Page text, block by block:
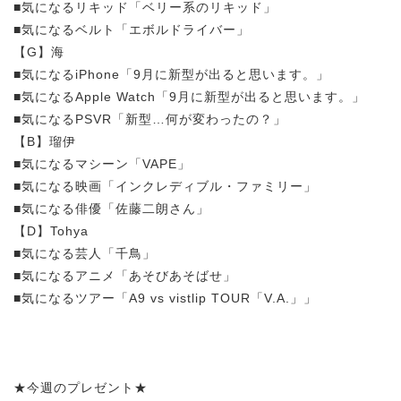
■気になるリキッド「ベリー系のリキッド」
■気になるベルト「エボルドライバー」
【G】海
■気になるiPhone「9月に新型が出ると思います。」
■気になるApple Watch「9月に新型が出ると思います。」
■気になるPSVR「新型…何が変わったの？」
【B】瑠伊
■気になるマシーン「VAPE」
■気になる映画「インクレディブル・ファミリー」
■気になる俳優「佐藤二朗さん」
【D】Tohya
■気になる芸人「千鳥」
■気になるアニメ「あそびあそばせ」
■気になるツアー「A9 vs vistlip TOUR「V.A.」」
★今週のプレゼント★